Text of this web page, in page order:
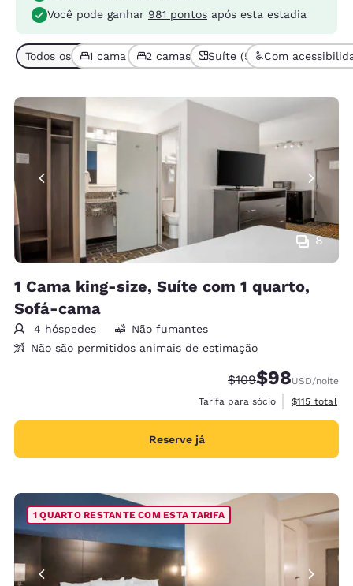
Você pode ganhar 981 pontos após esta estadia
Todos os tipos de quarto (6)
1 cama (5)2 camas ou mais (1)
Suíte (5) Com
8
1 Cama king-size, Suíte com 1 quarto,
Sofá-cama
4 hóspedes
Não fumantes
Não são permitidos animais de estimação
Tarifa anterior
$109Tarifa com
$98USD/noite
Tarifa para sócio
Exibir
$115 total
Reserve já
1 QUARTO RESTANTE COM ESTA TARIFA